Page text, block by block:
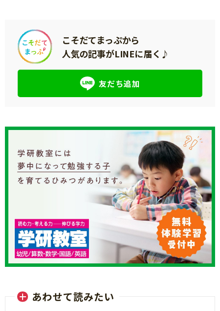
こそだてまっぷから
人気の記事がLINEに届く♪
友だち追加
あわせて読みたい